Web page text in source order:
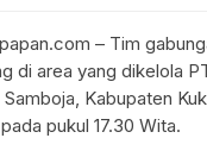
– Tim
di area yang dikelola
Kabupaten
pukul 17.30 Wita.